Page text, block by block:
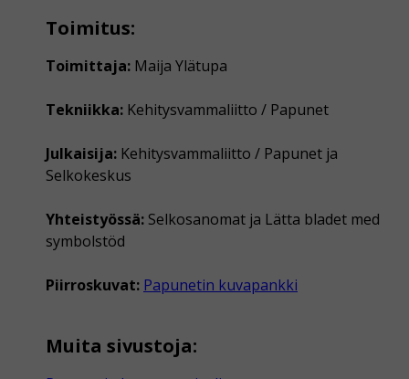
Toimitus:
Toimittaja: Maija Ylätupa
Tekniikka: Kehitysvammaliitto / Papunet
Julkaisija: Kehitysvammaliitto / Papunet ja
Selkokeskus
Yhteistyössä: Selkosanomat ja Lätta bladet med
symbolstöd
Piirroskuvat: Papunetin kuvapankki
Muita sivustoja: